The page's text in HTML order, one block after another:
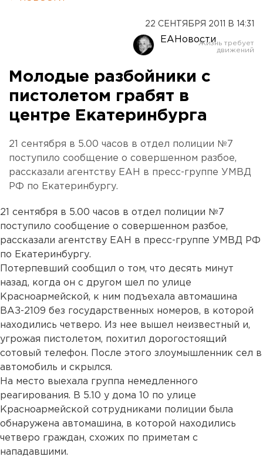
22 СЕНТЯБРЯ 2011 В 14:31
ЕАНовости
Молодые разбойники с
пистолетом грабят в
центре Екатеринбурга
21 сентября в 5.00 часов в отдел полиции №7
поступило сообщение о совершенном разбое,
рассказали агентству ЕАН в пресс-группе УМВД
РФ по Екатеринбургу.
21 сентября в 5.00 часов в отдел полиции №7
поступило сообщение о совершенном разбое,
рассказали агентству ЕАН в пресс-группе УМВД РФ
по Екатеринбургу.
Потерпевший сообщил о том, что десять минут
назад, когда он с другом шел по улице
Красноармейской, к ним подъехала автомашина
ВАЗ-2109 без государственных номеров, в которой
находились четверо. Из нее вышел неизвестный и,
угрожая пистолетом, похитил дорогостоящий
сотовый телефон. После этого злоумышленник сел в
автомобиль и скрылся.
На место выехала группа немедленного
реагирования. В 5.10 у дома 10 по улице
Красноармейской сотрудниками полиции была
обнаружена автомашина, в которой находились
четверо граждан, схожих по приметам с
нападавшими.